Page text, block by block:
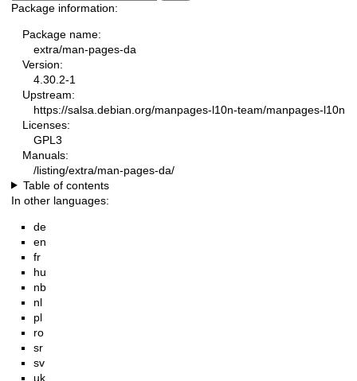
Package information:
Package name:
extra/man-pages-da
Version:
4.30.2-1
Upstream:
https://salsa.debian.org/manpages-l10n-team/manpages-l10n
Licenses:
GPL3
Manuals:
/listing/extra/man-pages-da/
Table of contents
In other languages:
de
en
fr
hu
nb
nl
pl
ro
sr
sv
uk